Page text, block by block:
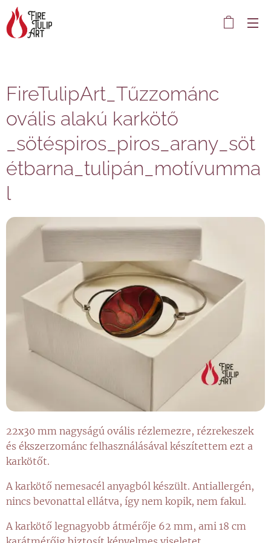
FireTulipArt_Tűzzománc
ovális alakú karkötő
_sötéspiros_piros_arany_söt
étbarna_tulipán_motívumma
l
22x30 mm nagyságú ovális rézlemezre, rézrekeszek
és ékszerzománc felhasználásával készítettem ezt a
karkötőt.
A karkötő nemesacél anyagból készült. Antiallergén,
nincs bevonattal ellátva, így nem kopik, nem fakul.
A karkötő legnagyobb átmérője 62 mm, ami 18 cm